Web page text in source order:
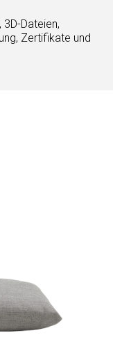
Dateien,
Zertifikate und